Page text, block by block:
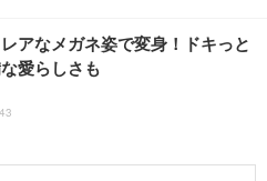
アなメガネ姿で変身！ドキっと
愛らしさも